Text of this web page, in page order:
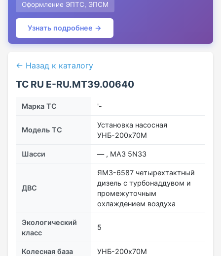
Оформление ЭПТС, ЭПСМ
Узнать подробнее →
← Назад к каталогу
ТС RU Е-RU.МТ39.00640
Марка ТС '-
Модель ТС
Установка насосная
УНБ-200х70М
Шасси –– , МАЗ 5N33
ДВС
ЯМЗ-6587 четырехтактный
дизель с турбонаддувом и
промежуточным
охлаждением воздуха
Экологический
класс
5
Колесная база УНБ-200х70М